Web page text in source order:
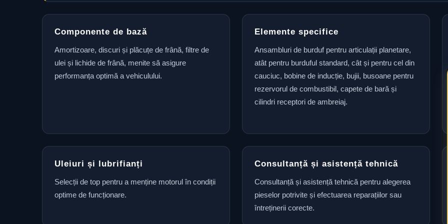
Componente de bază
Amortizoare, discuri și plăcuțe de frână, filtre de
ulei și lichide de frână, menite să asigure
performanța optimă a vehiculului.
Elemente specifice
Ansambluri de burduf pentru articulații planetare,
atât pentru burduful standard, cât și pentru cel din
cauciuc, bobine de inducție, bujii, busoane pentru
rezervorul de combustibil, capete de bară și
cilindri receptori de ambreiaj.
Uleiuri și lubrifianți
Selecții de top pentru a menține motorul în condiții
optime de funcționare.
Consultanță și asistență tehnică
Consultanță și asistență tehnică pentru alegerea
pieselor potrivite și efectuarea reparațiilor sau
întreținerii corecte.